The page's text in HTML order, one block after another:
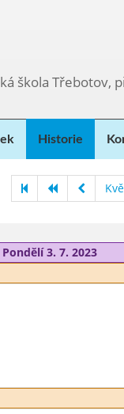
škola Třebotov,
Historie
Pondělí 3. 7. 2023